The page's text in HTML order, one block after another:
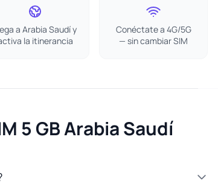
a Arabia Saudí y
la itinerancia
Conéctate a 4G/5G
— sin cambiar SIM
5 GB Arabia Saudí